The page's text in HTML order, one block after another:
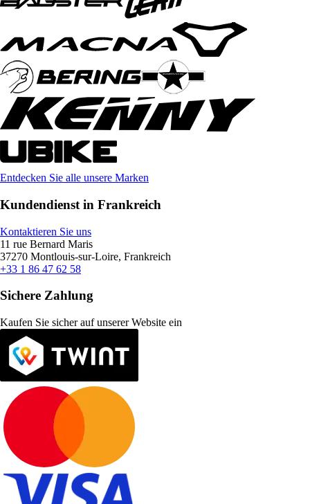
Entdecken Sie alle unsere Marken
Kundendienst in Frankreich
Kontaktieren Sie uns
11 rue Bernard Maris
37270 Montlouis-sur-Loire, Frankreich
+33 1 86 47 62 58
Sichere Zahlung
Kaufen Sie sicher auf unserer Website ein